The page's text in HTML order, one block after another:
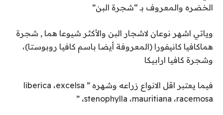
الخضره والمعروف بـ “شجرة البن”
وياتي اشهر نوعان لاشجار البن والأكثر شيوعا هما , شجرة
هماكافيا كانيفورا (المعروفة أيضا باسم كافيا روبوستا)،
وشجرة كافيا ارابيكا
فيما يعتبر اقل الانواع زراعه وشهره ” liberica ،excelsa
،stenophylla ،mauritiana ،racemosa ”